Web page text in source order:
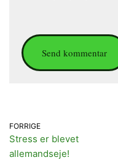
FORRIGE
Stress er blevet
allemandseje!